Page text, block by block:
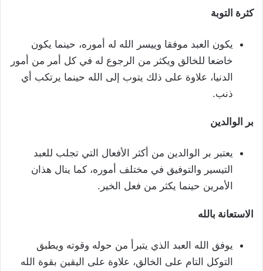
كثرة التوبة
يكون العبد موفقا وييسر الله له أموره، حينما يكون
خاضعا للخالق ويكثر من الرجوع له في كل أمر من أمور
الدنيا، علاوة على ذلك يتوب إلى الله حينما يرتكب أي
ذنب.
بر الوالدين
يعتبر بر الوالدين من أكثر الأفعال التي تجلب للعبد
التيسير والتوفيق في مختلف أموره، كما ينال هذان
الأمرين حينما يكثر من فعل الخير.
الاستعانة بالله
يوفق الله العبد الذي يتبرأ من حوله وقوته ويطبق
التوكل التام على الخالق، علاوة على اليقين بقوة الله